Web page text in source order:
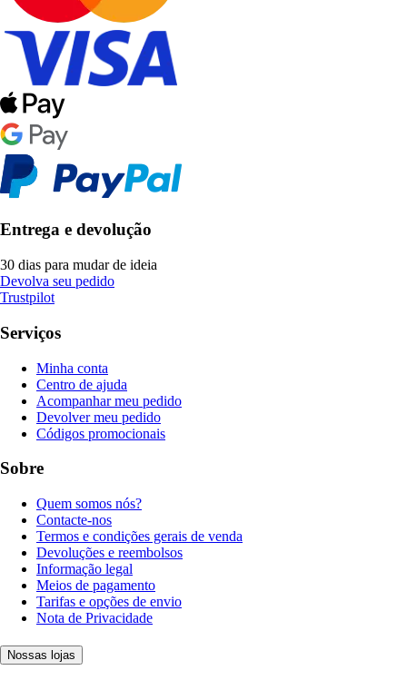
Entrega e devolução
30 dias para mudar de ideia
Devolva seu pedido
Trustpilot
Serviços
Minha conta
Centro de ajuda
Acompanhar meu pedido
Devolver meu pedido
Códigos promocionais
Sobre
Quem somos nós?
Contacte-nos
Termos e condições gerais de venda
Devoluções e reembolsos
Informação legal
Meios de pagamento
Tarifas e opções de envio
Nota de Privacidade
Nossas lojas